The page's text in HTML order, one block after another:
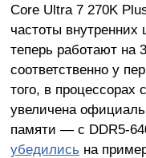
Core Ultra 7 270K
частоты
теперь работают на
соответственно у
того, в процессорах
увеличена
памяти — с DDR5-
убедились на